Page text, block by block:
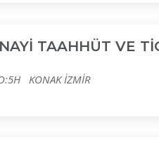
TAAHHÜT VE
KONAK İZMİR